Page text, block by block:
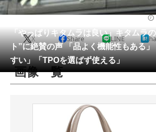
動物 リサーチ
会員記事
メディア
注目記事を集めた総合ページ
スマホと通信の最新トレンド
「やっぱりキタムラは良い」キタムラ
ト”に絶賛の声 「品よく機能性もある
すい」「TPOを選ばず使える」
X Share LINE
画像一覧